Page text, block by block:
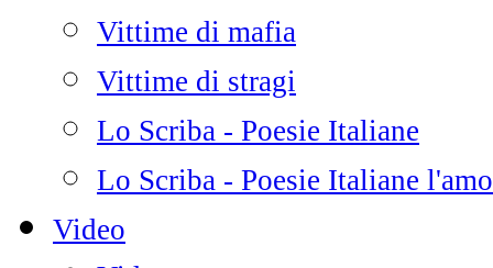
Vittime di mafia
Vittime di stragi
Lo Scriba - Poesie Italiane
Lo Scriba - Poesie Italiane
Video